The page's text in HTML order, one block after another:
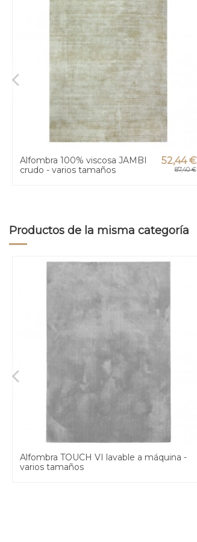
Alfombra 100% viscosa JAMBI
crudo - varios tamaños
52,44 €
87,40 €
Productos de la misma categoría
Alfombra TOUCH VI lavable a máquina -
varios tamaños